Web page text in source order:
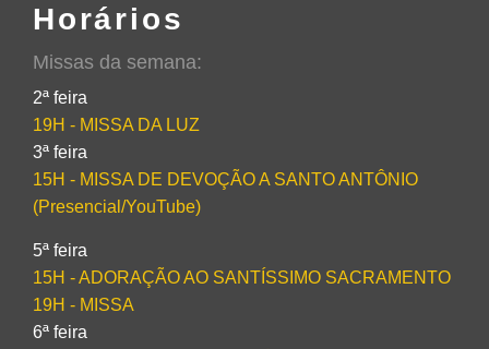
Horários
Missas da semana:
2ª feira
19H - MISSA DA LUZ
3ª feira
15H - MISSA DE DEVOÇÃO A SANTO ANTÔNIO
(Presencial/YouTube)
5ª feira
15H - ADORAÇÃO AO SANTÍSSIMO SACRAMENTO
19H - MISSA
6ª feira